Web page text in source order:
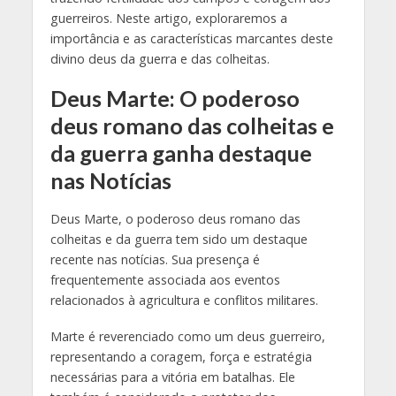
guerreiros. Neste artigo, exploraremos a
importância e as características marcantes deste
divino deus da guerra e das colheitas.
Deus Marte: O poderoso
deus romano das colheitas e
da guerra ganha destaque
nas Notícias
Deus Marte, o poderoso deus romano das
colheitas e da guerra tem sido um destaque
recente nas notícias. Sua presença é
frequentemente associada aos eventos
relacionados à agricultura e conflitos militares.
Marte é reverenciado como um deus guerreiro,
representando a coragem, força e estratégia
necessárias para a vitória em batalhas. Ele